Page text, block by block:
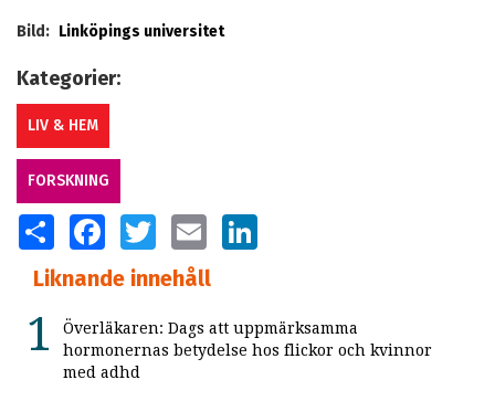
Bild: Linköpings universitet
Kategorier:
LIV & HEM
FORSKNING
SHARE FACEBOOKTWITTER EMAIL
Liknande innehåll
Överläkaren: Dags att uppmärksamma
hormonernas betydelse hos flickor och kvinnor
med adhd